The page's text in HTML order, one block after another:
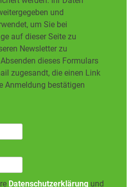
und
um Sie bei
auf dieser Seite zu
Newsletter zu
dieses Formulars
zugesandt, die einen Link
Anmeldung bestätigen
Datenschutzerklärung und